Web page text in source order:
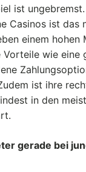
ist
Casinos ist das
einem hohen
wie eine
ist ihre
in den
gerade bei